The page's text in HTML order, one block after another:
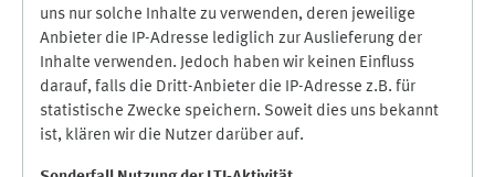
uns nur solche Inhalte zu verwenden, deren jeweilige
Anbieter die IP-Adresse lediglich zur Auslieferung der
Inhalte verwenden. Jedoch haben wir keinen Einfluss
darauf, falls die Dritt-Anbieter die IP-Adresse z.B. für
statistische Zwecke speichern. Soweit dies uns bekannt
ist, klären wir die Nutzer darüber auf.